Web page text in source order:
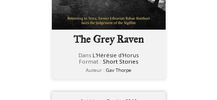
The Grey Raven
Dans L'Hérésie d'Horus
Format : Short Stories
Auteur : Gav Thorpe